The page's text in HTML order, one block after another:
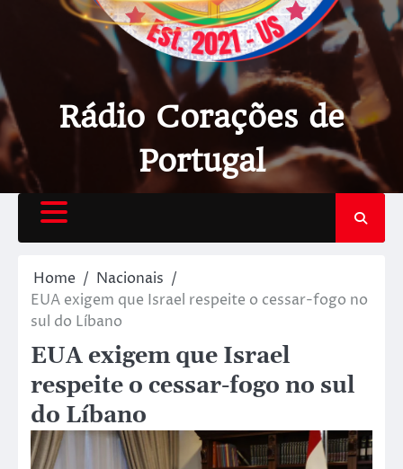
Rádio Corações de
Portugal
Home
Nacionais
EUA exigem que Israel respeite o cessar-fogo no
sul do Líbano
EUA exigem que Israel
respeite o cessar-fogo no sul
do Líbano